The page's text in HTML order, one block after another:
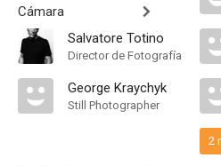
Cámara
Salvatore Totino
Director de Fotografía
George Kraychyk
Still Photographer
2